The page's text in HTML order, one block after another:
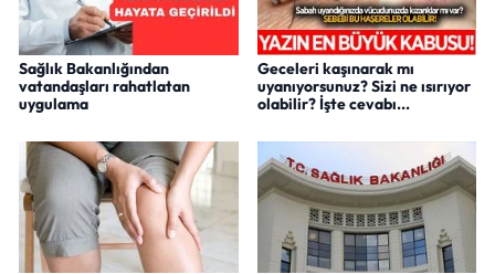
Sağlık Bakanlığından
vatandaşları rahatlatan
uygulama
Geceleri kaşınarak mı
uyanıyorsunuz? Sizi ne ısırıyor
olabilir? İşte cevabı...